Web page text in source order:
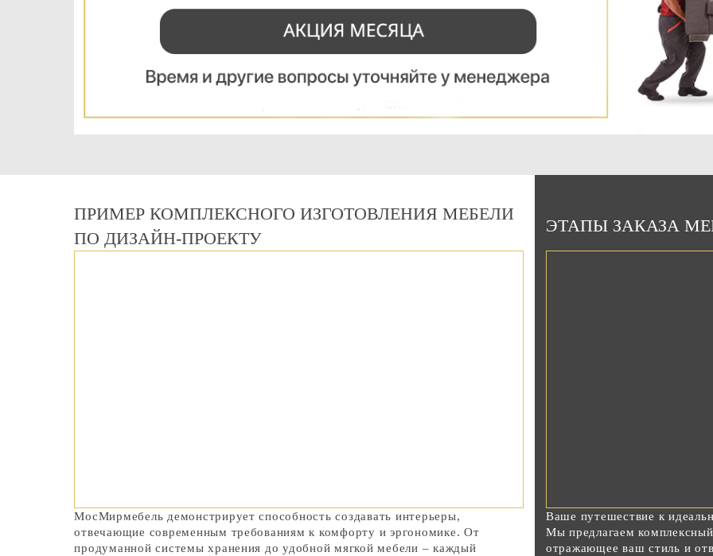
на 15000 руб.
Можно использовать:
При оплате изготовления мебели
ПРИМЕР КОМПЛЕКСНОГО ИЗГОТОВЛЕНИЯ МЕБЕЛИ
ПО ДИЗАЙН-ПРОЕКТУ
МосМирмебель демонстрирует способность создавать интерьеры,
отвечающие современным требованиям к комфорту и эргономике. От
продуманной системы хранения до удобной мягкой мебели – каждый
ЭТАПЫ ЗАКАЗА
Ваше путешествие к
Мы предлагаем
отражающее ваш стиль и